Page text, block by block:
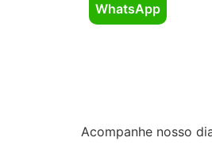
WhatsApp
Acompanhe nosso